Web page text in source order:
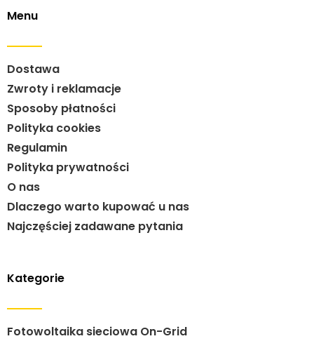
Menu
Dostawa
Zwroty i reklamacje
Sposoby płatności
Polityka cookies
Regulamin
Polityka prywatności
O nas
Dlaczego warto kupować u nas
Najczęściej zadawane pytania
Kategorie
Fotowoltaika sieciowa On-Grid